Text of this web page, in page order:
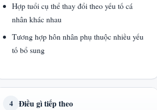
Hợp tuổi cụ thể thay đổi theo yếu tố cá
nhân khác nhau
Tương hợp hôn nhân phụ thuộc nhiều yếu
tố bổ sung
4 Điều gì tiếp theo